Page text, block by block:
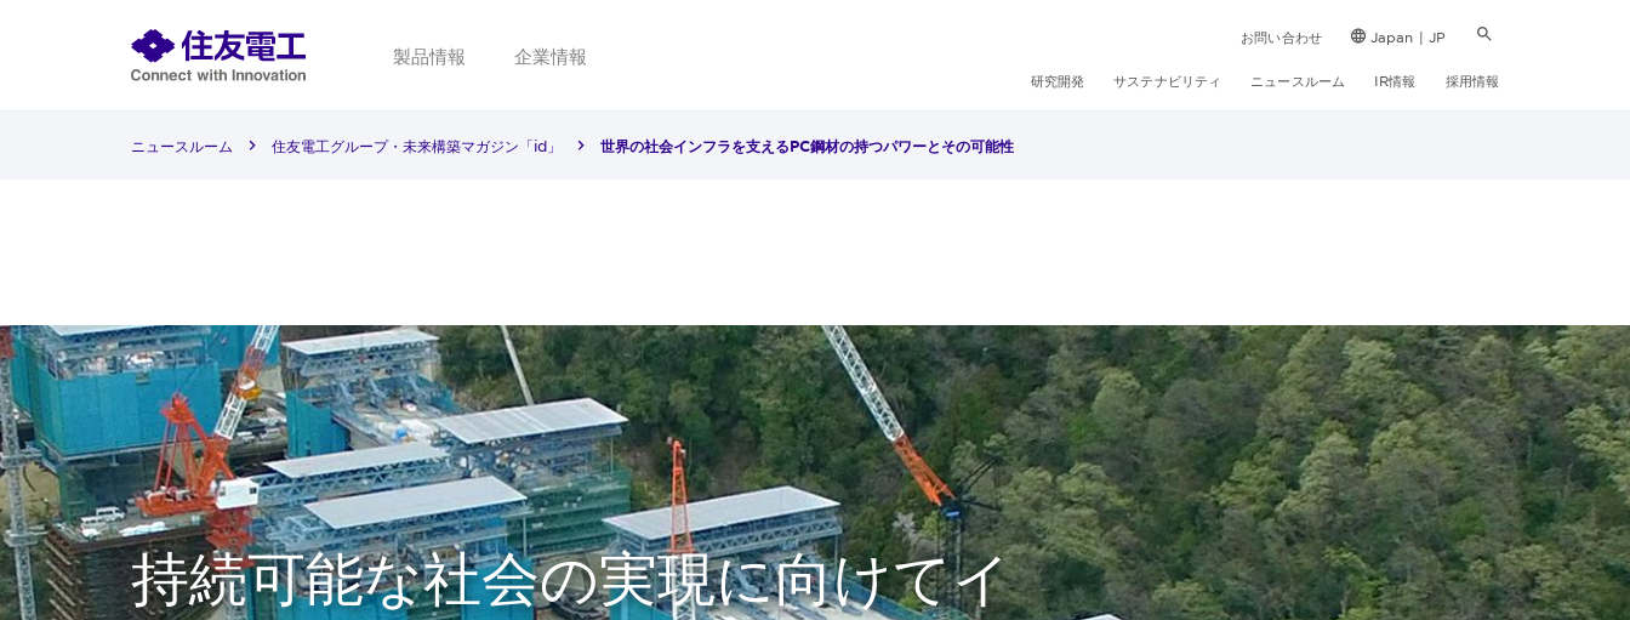
製品情報 企業情報
お問い合わせ Japan | JP
研究開発 サステナビリティ ニュースルーム IR情報 採用情報
ニュースルーム 住友電工グループ・未来構築マガジン「id」 世界の社会インフラを支えるPC鋼材の持つパワーとその可能性
持続可能な社会の実現に向けてイ